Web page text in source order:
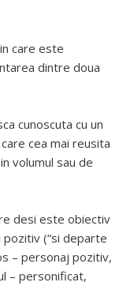
care este
dintre doua
cunoscuta cu un
cea mai reusita
volumul sau de
desi este obiectiv
(“si departe
– personaj pozitiv,
– personificat,